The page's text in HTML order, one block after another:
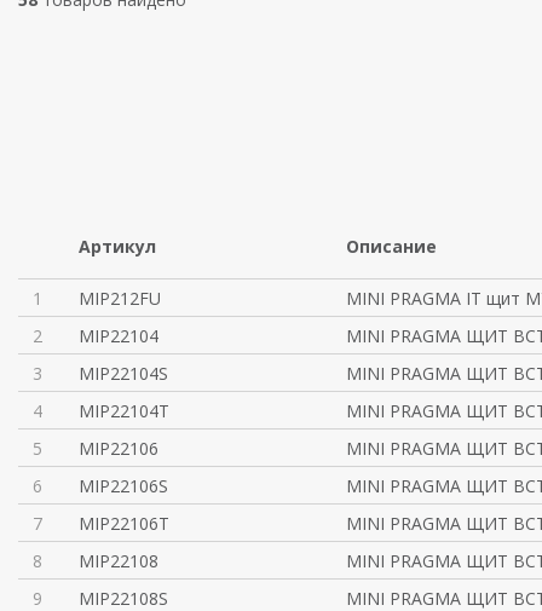
Артикул Описание
1 MIP212FU
MINI PRAGMA IT щит
2
MIP22104
MINI PRAGMA ЩИТ
3
MIP22104S
MINI PRAGMA ЩИТ
4
MIP22104T
MINI PRAGMA ЩИТ
5
MIP22106
MINI PRAGMA ЩИТ
6
MIP22106S
MINI PRAGMA ЩИТ
7
MIP22106T
MINI PRAGMA ЩИТ
8
MIP22108
MINI PRAGMA ЩИТ
9
MIP22108S
MINI PRAGMA ЩИТ